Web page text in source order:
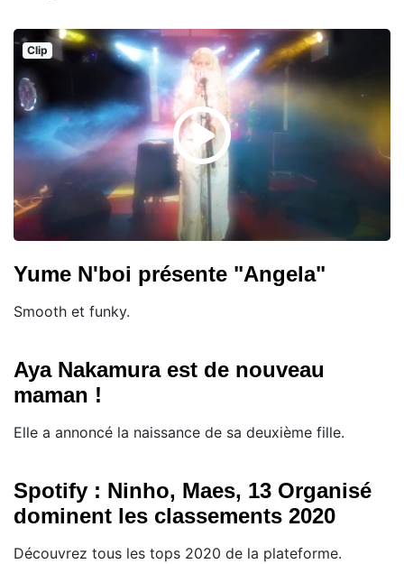
Clip
Yume N'boi présente "Angela"
Smooth et funky.
Aya Nakamura est de nouveau
maman !
Elle a annoncé la naissance de sa deuxième fille.
Spotify : Ninho, Maes, 13 Organisé
dominent les classements 2020
Découvrez tous les tops 2020 de la plateforme.